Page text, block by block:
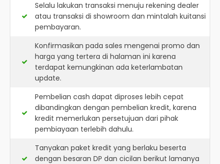
Selalu lakukan transaksi menuju rekening dealer
atau transaksi di showroom dan mintalah kuitansi
pembayaran.
Konfirmasikan pada sales mengenai promo dan
harga yang tertera di halaman ini karena
terdapat kemungkinan ada keterlambatan
update.
Pembelian cash dapat diproses lebih cepat
dibandingkan dengan pembelian kredit, karena
kredit memerlukan persetujuan dari pihak
pembiayaan terlebih dahulu.
Tanyakan paket kredit yang berlaku beserta
dengan besaran DP dan cicilan berikut lamanya